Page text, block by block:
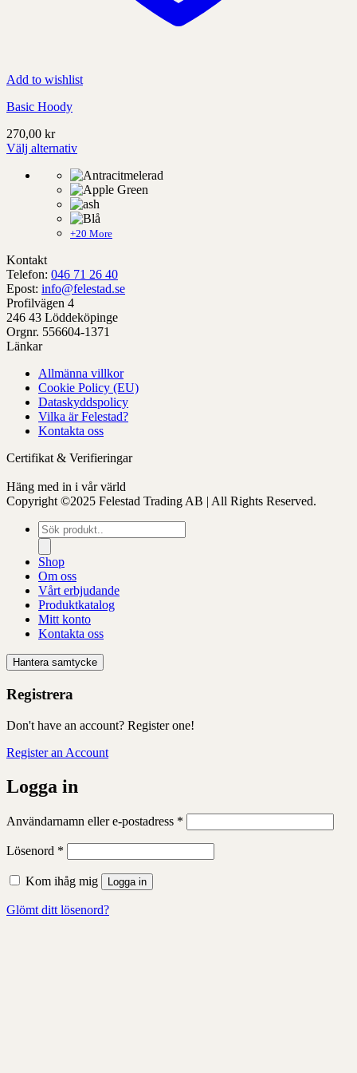
Add to wishlist
Basic Hoody
270,00 kr
Välj alternativ
produkt
på
produktens
sida
+20 More
Kontakt
Telefon: 046 71 26 40
Epost: info@felestad.se
Profilvägen 4
246 43 Löddeköpinge
Orgnr. 556604-1371
Länkar
Allmänna villkor
Cookie Policy (EU)
Dataskyddspolicy
Vilka är Felestad?
Kontakta oss
Certifikat & Verifieringar
Häng med in i vår värld
Copyright ©2025 Felestad Trading AB | All Rights Reserved.
Produktsökning
Shop
Om oss
Vårt erbjudande
Produktkatalog
Mitt konto
Kontakta oss
Hantera samtycke
Registrera
Don't have an account? Register one!
Register an Account
Logga in
Användarnamn eller e-postadress *
Lösenord *
Kom ihåg mig Logga in
Glömt ditt lösenord?